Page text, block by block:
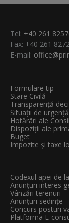
Tel: +40 261
Fax: +40 261
E-mail:
Formulare tip
Stare Civilă
Transparenţă
Situații de urgență
Hotărâri ale
Dispoziții ale
Buget
Impozite și taxe
Codexul apei de
Anunțuri interes
Vânzări terenuri
Anunțuri sedințe
Concurs posturi
Platforma E-